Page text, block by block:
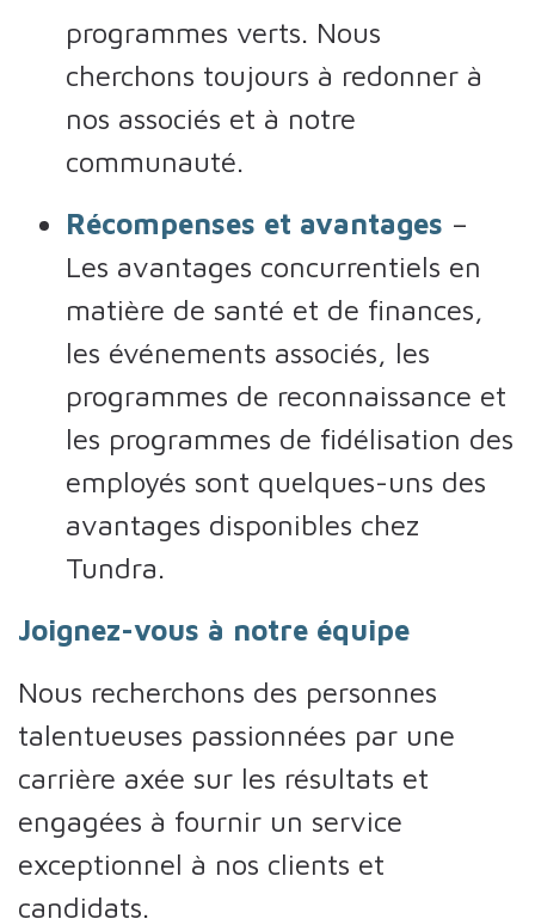
programmes verts. Nous
cherchons toujours à redonner à
nos associés et à notre
communauté.
Récompenses et avantages –
Les avantages concurrentiels en
matière de santé et de finances,
les événements associés, les
programmes de reconnaissance et
les programmes de fidélisation des
employés sont quelques-uns des
avantages disponibles chez
Tundra.
Joignez-vous à notre équipe
Nous recherchons des personnes
talentueuses passionnées par une
carrière axée sur les résultats et
engagées à fournir un service
exceptionnel à nos clients et
candidats.